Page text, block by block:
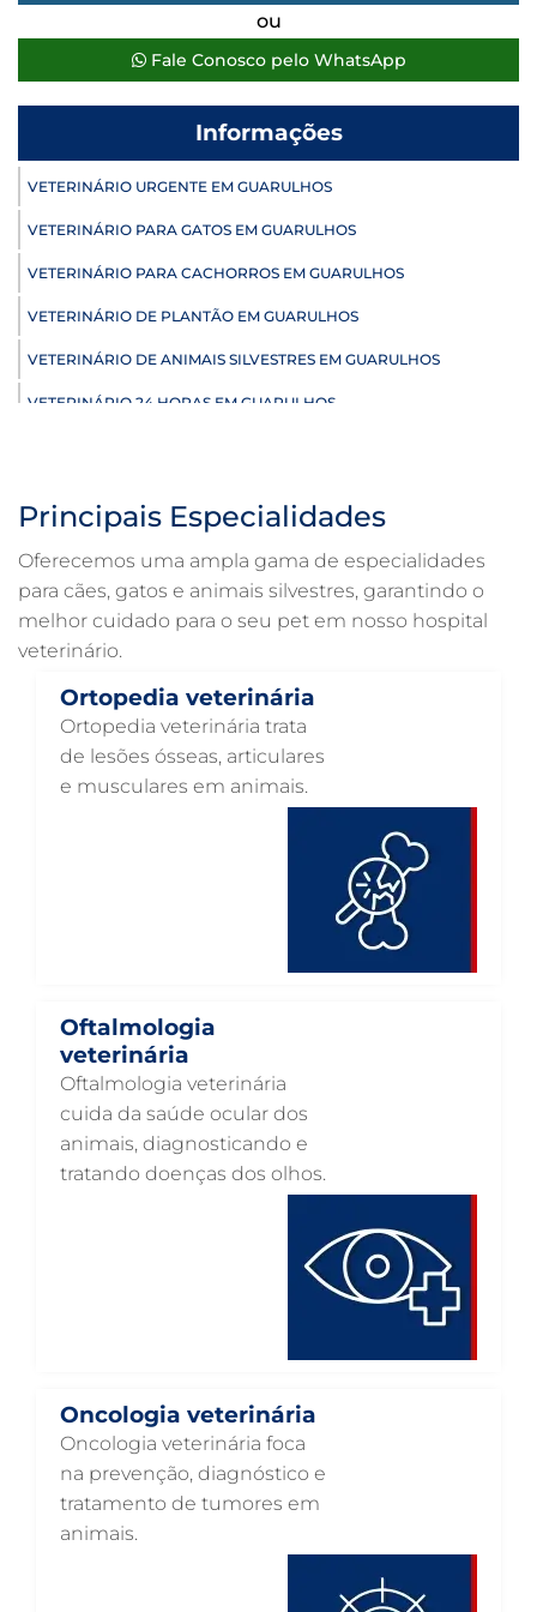
ou
Fale Conosco pelo WhatsApp
Informações
VETERINÁRIO URGENTE EM GUARULHOS
VETERINÁRIO PARA GATOS EM GUARULHOS
VETERINÁRIO PARA CACHORROS EM GUARULHOS
VETERINÁRIO DE PLANTÃO EM GUARULHOS
VETERINÁRIO DE ANIMAIS SILVESTRES EM GUARULHOS
VETERINÁRIO 24 HORAS EM GUARULHOS
ULTRASSONOGRAFIA PARA CACHORRO EM GUARULHOS
ULTRASSOM VETERINÁRIO EM GUARULHOS
TRATAMENTO DE ANIMAIS EM GUARULHOS
RAIO X VETERINÁRIO EM GUARULHOS
PNEUMOLOGIA VETERINÁRIA EM GUARULHOS
OTOSCOPIA VETERINÁRIA EM GUARULHOS
OTOSCOPIA DIGITAL VETERINÁRIA EM GUARULHOS
OFTALMOLOGIA VETERINÁRIA EM GUARULHOS
NEUROLOGIA ANIMAL EM GUARULHOS
NEFROLOGIA VETERINÁRIA EM GUARULHOS
LABORATÓRIO PET EM GUARULHOS
INTERNAÇÃO VETERINÁRIA EM GUARULHOS
INTENSIVISMO VETERINÁRIO EM GUARULHOS
HOSPITAL PARA ANIMAIS EM GUARULHOS
HEMATOLOGIA VETERINÁRIA EM GUARULHOS
GASTROENTEROLOGIA VETERINÁRIA EM GUARULHOS
Principais Especialidades
Oferecemos uma ampla gama de especialidades
para cães, gatos e animais silvestres, garantindo o
melhor cuidado para o seu pet em nosso hospital
veterinário.
Ortopedia veterinária
Ortopedia veterinária trata
de lesões ósseas, articulares
e musculares em animais.
Oftalmologia
veterinária
Oftalmologia veterinária
cuida da saúde ocular dos
animais, diagnosticando e
tratando doenças dos olhos.
Oncologia veterinária
Oncologia veterinária foca
na prevenção, diagnóstico e
tratamento de tumores em
animais.